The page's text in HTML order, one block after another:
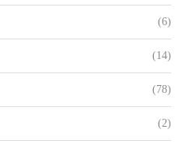
(6)
(14)
(78)
(2)